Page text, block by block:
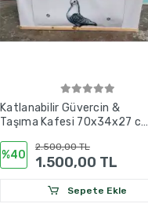
Katlanabilir Güvercin &
Taşıma Kafesi 70x34x27 cm
%40
2.500,00 TL
1.500,00 TL
Sepete Ekle